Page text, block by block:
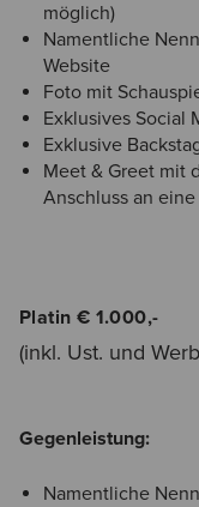
möglich)
Namentliche
Website
Foto mit
Exklusives Social
Exklusive
Meet & Greet mit
Anschluss an
Platin € 1.000,-
(inkl. Ust. und
Gegenleistung:
Namentliche